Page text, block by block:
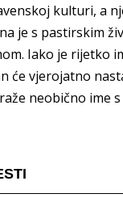
kulturi, a
je s pastirskim
Iako je rijetko
će vjerojatno
neobično ime